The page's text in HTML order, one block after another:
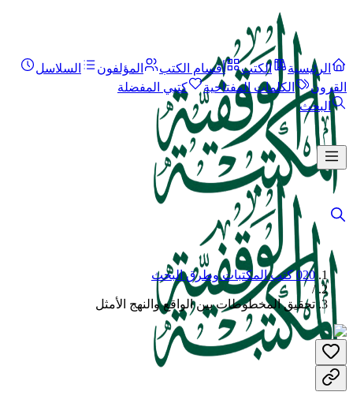
الرئيسية الكتب أقسام الكتب المؤلفون
السلاسل
القرون
الكلمات المفتاحية
كتبي المفضلة
البحث
020 كتب المكتبات وطرق البحث
/
تحقيق المخطوطات بين الواقع والنهج الأمثل